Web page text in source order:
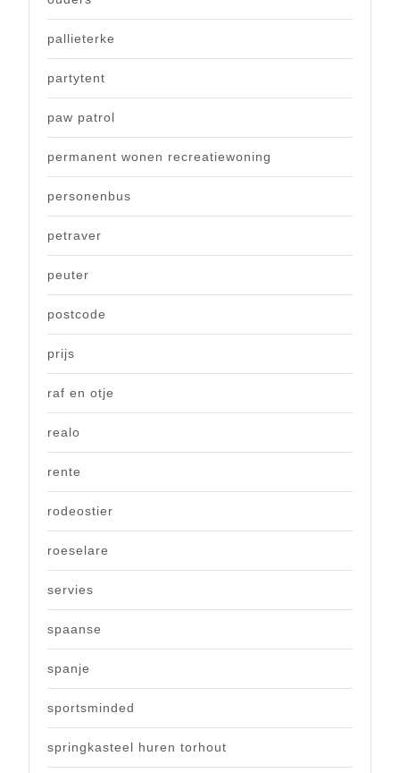
pallieterke
partytent
paw patrol
permanent wonen recreatiewoning
personenbus
petraver
peuter
postcode
prijs
raf en otje
realo
rente
rodeostier
roeselare
servies
spaanse
spanje
sportsminded
springkasteel huren torhout